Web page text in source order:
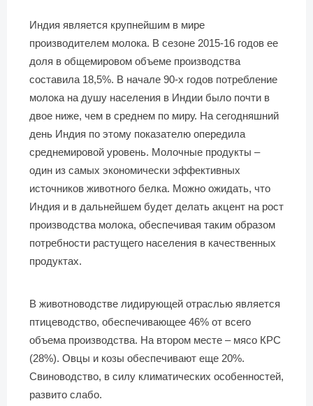
Индия является крупнейшим в мире
производителем молока. В сезоне 2015-16 годов ее
доля в общемировом объеме производства
составила 18,5%. В начале 90-х годов потребление
молока на душу населения в Индии было почти в
двое ниже, чем в среднем по миру. На сегодняшний
день Индия по этому показателю опередила
среднемировой уровень. Молочные продукты –
один из самых экономически эффективных
источников животного белка. Можно ожидать, что
Индия и в дальнейшем будет делать акцент на рост
производства молока, обеспечивая таким образом
потребности растущего населения в качественных
продуктах.
В животноводстве лидирующей отраслью является
птицеводство, обеспечивающее 46% от всего
объема производства. На втором месте – мясо КРС
(28%). Овцы и козы обеспечивают еще 20%.
Свиноводство, в силу климатических особенностей,
развито слабо.